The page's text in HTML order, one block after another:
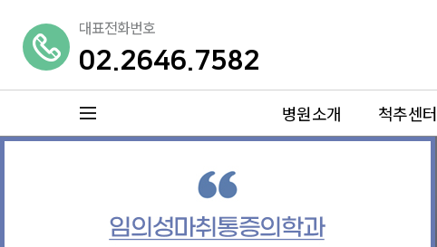
대표전화번호
02.2646.7582
메뉴 열기 병원소개 척추센터
특별함
허리디스크